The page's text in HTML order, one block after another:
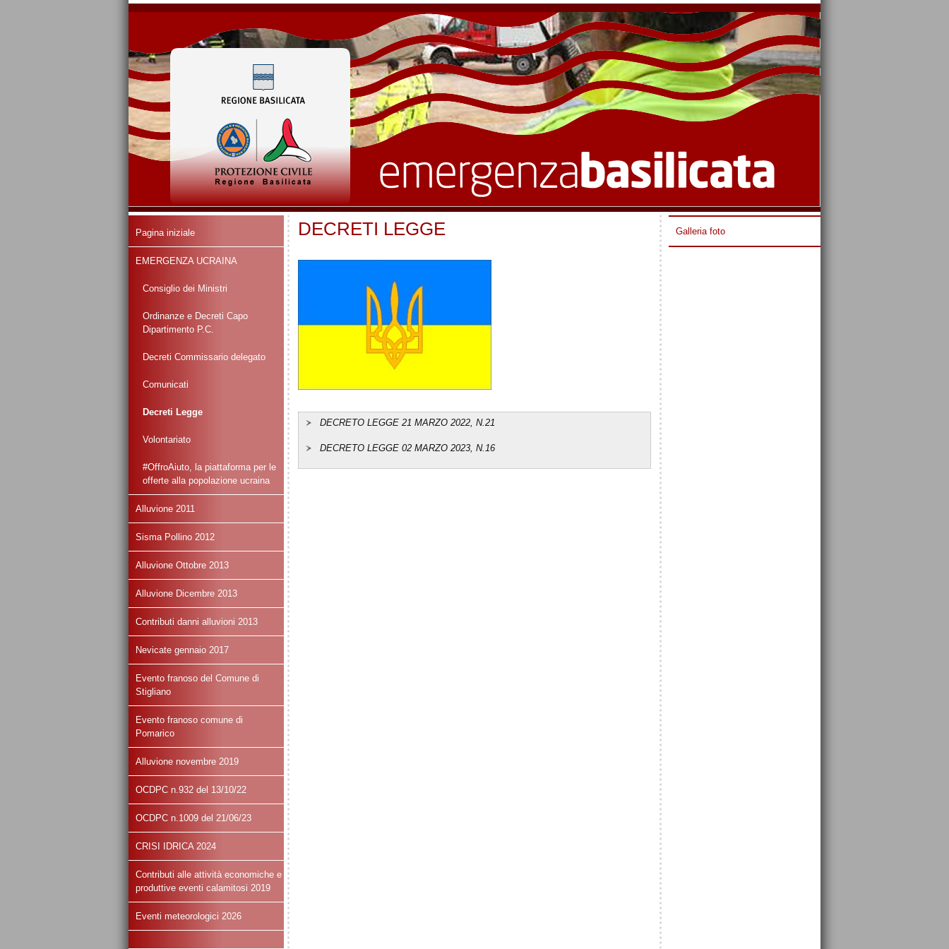
Pagina iniziale
EMERGENZA UCRAINA
Consiglio dei Ministri
Ordinanze e Decreti Capo
Dipartimento P.C.
Decreti Commissario delegato
Comunicati
Decreti Legge
Volontariato
#OffroAiuto, la piattaforma per le
offerte alla popolazione ucraina
Alluvione 2011
Sisma Pollino 2012
Alluvione Ottobre 2013
Alluvione Dicembre 2013
Contributi danni alluvioni 2013
Nevicate gennaio 2017
Evento franoso del Comune di
Stigliano
Evento franoso comune di
Pomarico
Alluvione novembre 2019
OCDPC n.932 del 13/10/22
OCDPC n.1009 del 21/06/23
CRISI IDRICA 2024
Contributi alle attività economiche e
produttive eventi calamitosi 2019
Eventi meteorologici 2026
DECRETI LEGGE
DECRETO LEGGE 21 MARZO 2022, N.21
DECRETO LEGGE 02 MARZO 2023, N.16
Galleria foto